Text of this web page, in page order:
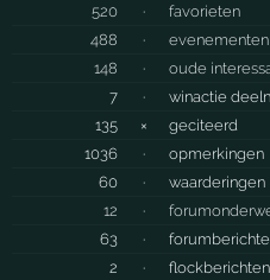
520
·
favorieten
488
·
148
·
oude
7
·
winactie
135
×
geciteerd
1036
·
opmerkingen
60
·
waarderingen
12
·
63
·
2 ·